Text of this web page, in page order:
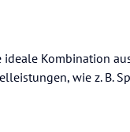
Kombination
wie z. B.